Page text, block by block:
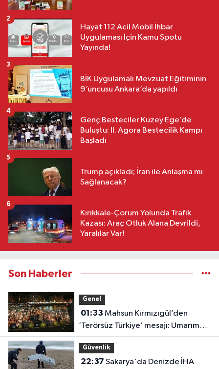
Hayat 112 Acil Mobil İhbar
Uygulaması İçin Kamu Spotu
Yayında!
2
BİK Uygulamalı Mevzuat Eğitiminin
9’uncusu Ankara’da yapıldı
3
Genç Besteciler Kuzey Ege’de
Buluştu: II. Agora Bestecilik Kampı
Başladı
4
Trump açıkladı; İran ile Anlaşma mı
Sağlanacak?
5
Kırıkkale-Çorum Yolunda Trafik
Kazası: Araç Otluk Alana Devrildi,
Yaralılar Var!
6
Son Haberler
Genel
01:33
‘Terörsüz Türkiye’ mesajı: Umarım
barış kalıcı olur
Güvenlik
22:37